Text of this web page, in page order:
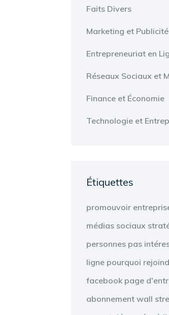
Faits Divers
Marketing et Publicité
Entrepreneuriat en
Réseaux Sociaux et
Finance et Économie
Technologie et
Étiquettes
promouvoir
médias sociaux
personnes pas
ligne pourquoi
facebook page
abonnement wall